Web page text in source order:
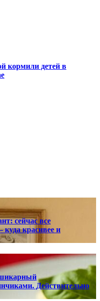
кормили детей в
сейчас все
красивее и
Действительно